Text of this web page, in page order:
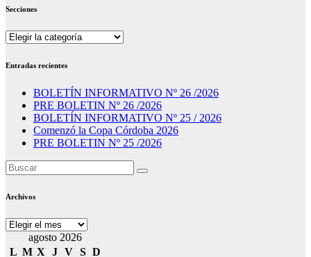
Secciones
Secciones
Entradas recientes
BOLETÍN INFORMATIVO Nº 26 /2026
PRE BOLETIN Nº 26 /2026
BOLETÍN INFORMATIVO Nº 25 / 2026
Comenzó la Copa Córdoba 2026
PRE BOLETIN Nº 25 /2026
Archivos
Archivos
agosto 2026
L M X J V S D